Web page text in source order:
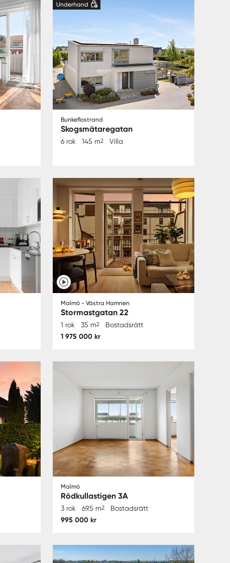
Underhand
Bunkeflostrand
Skogsmätaregatan
6 rok 145 m2 Villa
Malmö - Västra Hamnen
Stormastgatan 22
1 rok 35 m2 Bostadsrätt
1 975 000 kr
Malmö
Rödkullastigen 3A
3 rok 69.5 m2 Bostadsrätt
995 000 kr